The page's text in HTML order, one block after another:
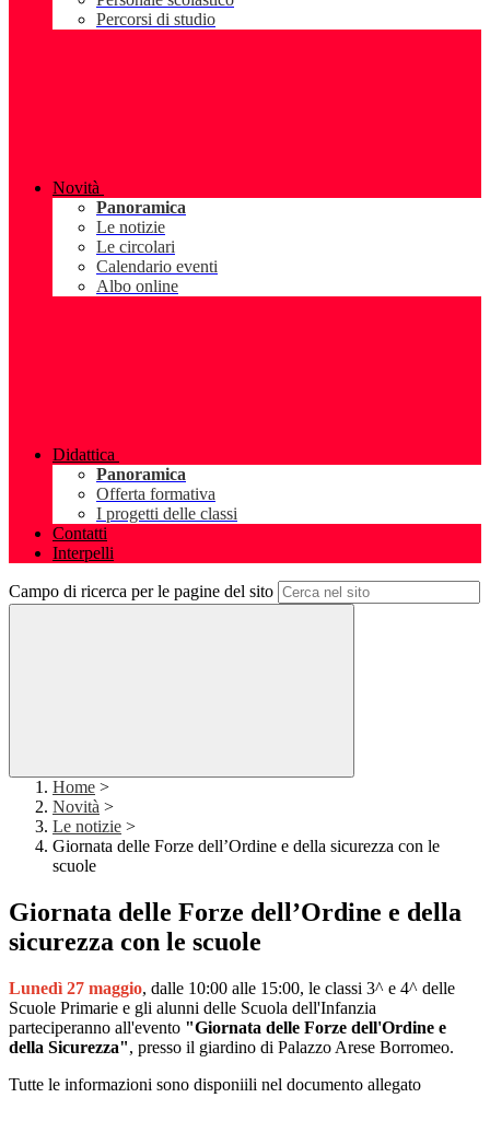
Percorsi di studio
Novità
Panoramica
Le notizie
Le circolari
Calendario eventi
Albo online
Didattica
Panoramica
Offerta formativa
I progetti delle classi
Contatti
Interpelli
Campo di ricerca per le pagine del sito
Home >
Novità >
Le notizie >
Giornata delle Forze dell’Ordine e della sicurezza con le
scuole
Giornata delle Forze dell’Ordine e della
sicurezza con le scuole
Lunedì 27 maggio, dalle 10:00 alle 15:00, le classi 3^ e 4^ delle
Scuole Primarie e gli alunni delle Scuola dell'Infanzia
parteciperanno all'evento "Giornata delle Forze dell'Ordine e
della Sicurezza", presso il giardino di Palazzo Arese Borromeo.
Tutte le informazioni sono disponiili nel documento allegato